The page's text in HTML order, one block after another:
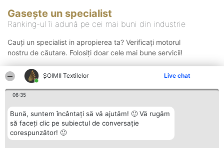
ȘOIMII Textilelor Live chat
06:35
Bună, suntem încântați să vă ajutăm! 🙂 Vă rugăm
să faceți clic pe subiectul de conversație
corespunzător! 🙂
Gasește un specialist
Ranking-ul îi adună pe cei mai buni din industrie
Cauți un specialist in apropierea ta? Verificați motorul
nostru de căutare. Folosiți doar cele mai bune servicii!